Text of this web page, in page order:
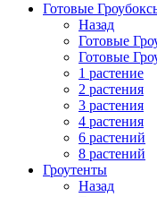
Готовые
Назад
Готовые
Готовые
1 растение
2 растения
3 растения
4 растения
6 растений
8 растений
Гроутенты
Назад